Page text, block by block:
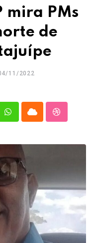
mira PMs
de
11/2022
WhatsappCloud